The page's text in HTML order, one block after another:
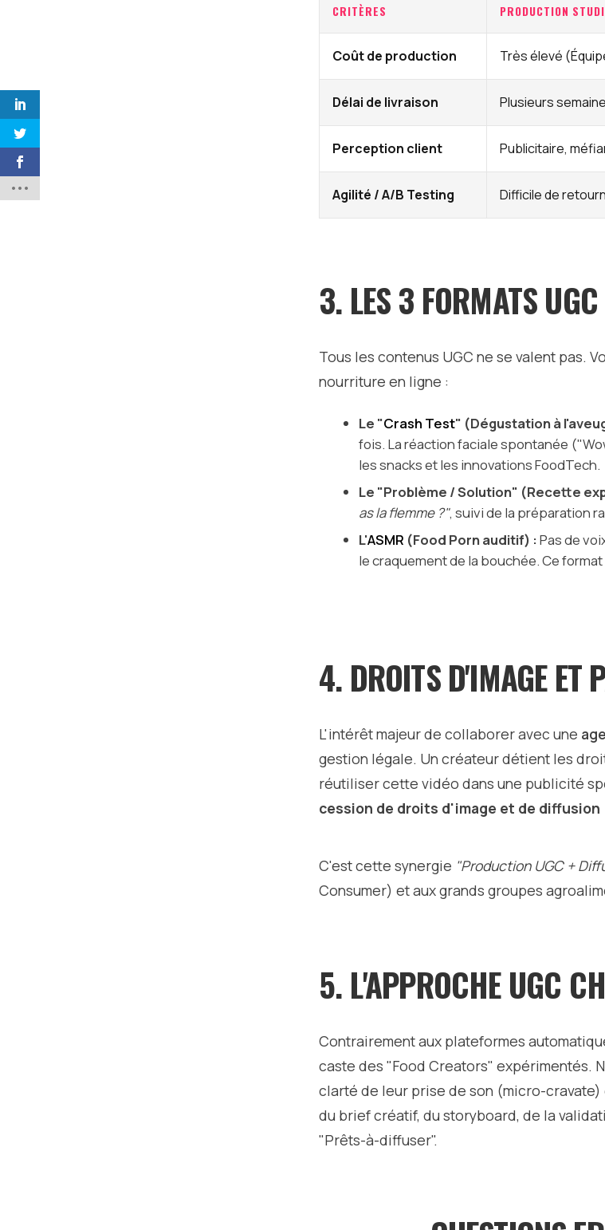
CRITÈRES PRODUCTION
Coût de production Très élevé
Délai de livraison Plusieurs
Perception client Publicitaire,
Agilité / A/B Testing Difficile de
3. LES 3 FORMATS
Tous les contenus UGC ne se valent pas.
nourriture en ligne :
Le "Crash Test" (Dégustation à
fois. La réaction faciale spontanée
les snacks et les innovations FoodTech.
Le "Problème / Solution" (Recette
as la flemme ?", suivi de la préparation
L'ASMR (Food Porn auditif) :Pas de
le craquement de la bouchée. Ce
4. DROITS D'IMAGE ET
L'intérêt majeur de collaborer avec une
gestion légale. Un créateur détient les
réutiliser cette vidéo dans une publicité
cession de droits d'image et de diffusion
C'est cette synergie "Production UGC +
Consumer) et aux grands groupes
5. L'APPROCHE UGC
Contrairement aux plateformes
caste des "Food Creators" expérimentés.
clarté de leur prise de son (micro-
du brief créatif, du storyboard, de la
"Prêts-à-diffuser".